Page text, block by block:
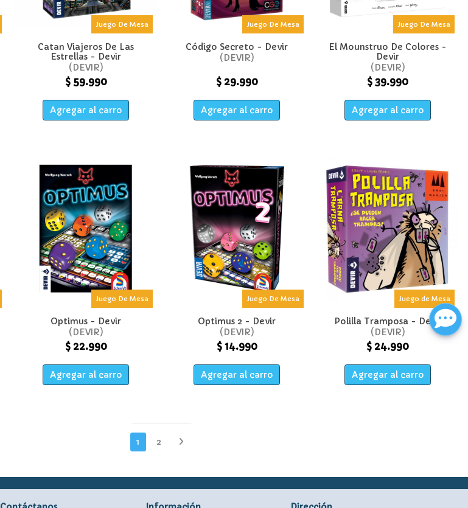
Juego De Mesa
Catan Viajeros De Las
Estrellas - Devir
DEVIR
$ 59.990
Agregar al carro
Juego De Mesa
Código Secreto - Devir
DEVIR
$ 29.990
Agregar al carro
Juego De Mesa
El Mounstruo De Colores -
Devir
DEVIR
$ 39.990
Agregar al carro
Juego De Mesa
Optimus - Devir
DEVIR
$ 22.990
Agregar al carro
Juego De Mesa
Optimus 2 - Devir
DEVIR
$ 14.990
Agregar al carro
Juego de Mesa
Polilla Tramposa - Devir
DEVIR
$ 24.990
Agregar al carro
1 2